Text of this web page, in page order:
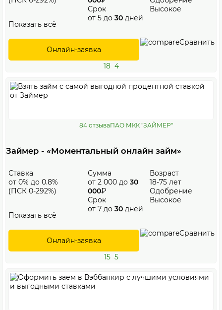
Срок
от 5 до 30 дней
Высокое
Показать всё
Онлайн-заявка
Сравнить
18 4
84 отзываПАО МКК "ЗАЙМЕР"
Займер - «Моментальный онлайн займ»
Ставка
от 0% до 0.8%
(ПСК 0-292%)
Сумма
от 2 000 до 30
000₽
Срок
от 7 до 30 дней
Возраст
18-75 лет
Одобрение
Высокое
Показать всё
Онлайн-заявка
Сравнить
15 5